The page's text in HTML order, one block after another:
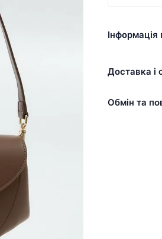
Інформація
Доставка і
Обмін та